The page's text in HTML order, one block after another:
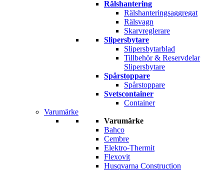
Rälshantering
Rälshanteringsaggregat
Rälsvagn
Skarvreglerare
Slipersbytare
Slipersbytarblad
Tillbehör & Reservdelar
Slipersbytare
Spårstoppare
Spårstoppare
Svetscontainer
Container
Varumärke
Varumärke
Bahco
Cembre
Elektro-Thermit
Flexovit
Husqvarna Construction